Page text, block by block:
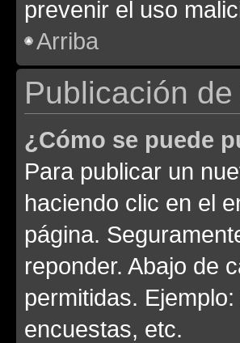
prevenir el uso
Arriba
Publicación
¿Cómo se puede
Para publicar un
haciendo clic en el
página.
reponder. Abajo de
permitidas.
encuestas, etc.